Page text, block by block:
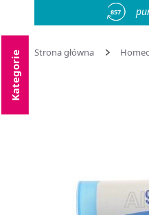
857
Strona główna
Kategorie